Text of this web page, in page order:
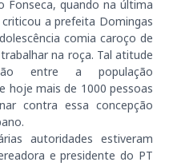
Fonseca, quando na última
a prefeita Domingas
comia caroço de
na roça. Tal atitude
entre a população
hoje mais de 1000 pessoas
contra essa concepção
autoridades estiveram
e presidente do PT